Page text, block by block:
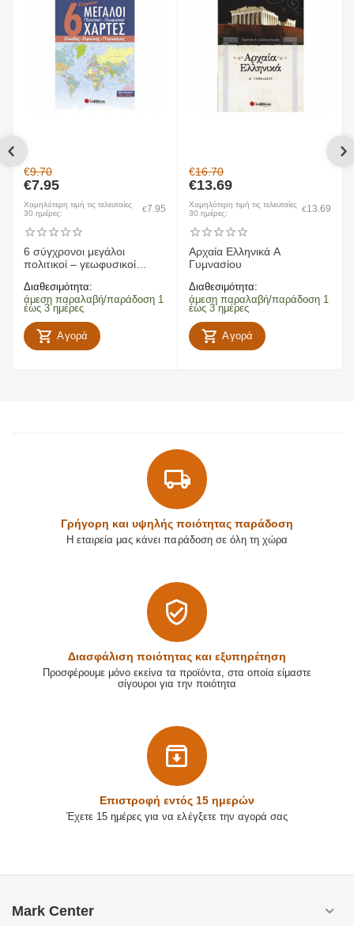
€9.70
€7.95
Χαμηλότερη τιμή τις τελευταίες
30 ημέρες:
€7.95
6 σύγχρονοι μεγάλοι
πολιτικοί – γεωφυσικοί
παγκόσμιος
Διαθεσιμότητα:
άμεση παραλαβή/παράδοση 1
έως 3 ημέρες
Αγορά
€16.70
€13.69
Χαμηλότερη τιμή τις τελευταίες
30 ημέρες:
€13.69
Αρχαία Ελληνικά Α
Γυμνασίου
Διαθεσιμότητα:
άμεση παραλαβή/παράδοση 1
έως 3 ημέρες
Αγορά
Γρήγορη και υψηλής ποιότητας παράδοση
Η εταιρεία μας κάνει παράδοση σε όλη τη χώρα
Διασφάλιση ποιότητας και εξυπηρέτηση
Προσφέρουμε μόνο εκείνα τα προϊόντα, στα οποία είμαστε
σίγουροι για την ποιότητα
Επιστρoφή εντός 15 ημερών
Έχετε 15 ημέρες για να ελέγξετε την αγορά σας
Mark Center